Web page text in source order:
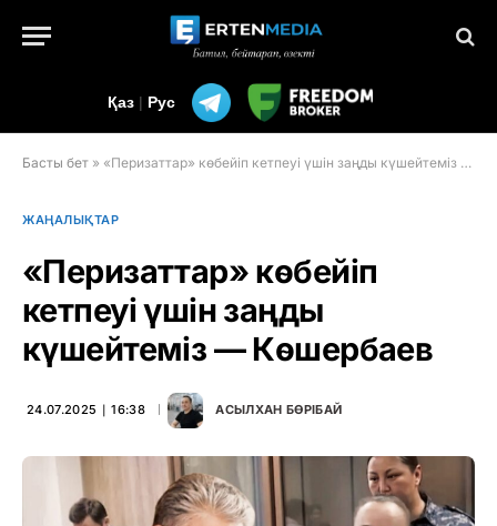
Қаз | Рус
Басты бет » «Перизаттар» көбейіп кетпеуі үшін заңды күшейтеміз — Көшербаев
ЖАҢАЛЫҚТАР
«Перизаттар» көбейіп
кетпеуі үшін заңды
күшейтеміз — Көшербаев
24.07.2025 ∣ 16:38 АСЫЛХАН БӨРІБАЙ